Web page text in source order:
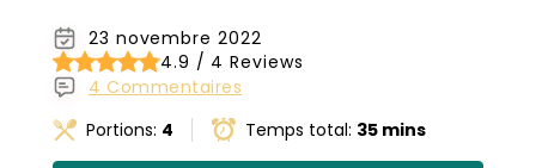
23 novembre 2022
4.9 / 4 Reviews
4 Commentaires
Portions: 4 Temps total: 35 mins